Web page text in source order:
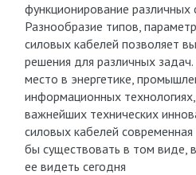
функционирование различных
Разнообразие типов,
силовых кабелей позволяет
решения для различных
место в энергетике,
информационных
важнейших технических
силовых кабелей
бы существовать в том виде,
ее видеть сегодня